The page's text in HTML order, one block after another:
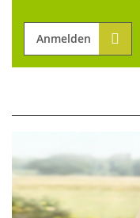
Anmelden